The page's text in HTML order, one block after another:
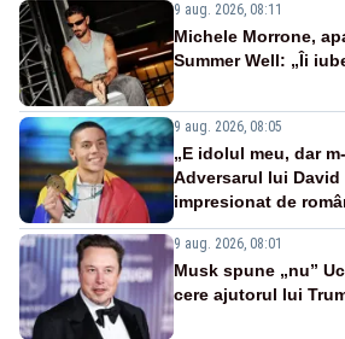
9 aug. 2026, 08:11
Michele Morrone,
Summer Well: „Îi
9 aug. 2026, 08:05
„E idolul meu, dar
Adversarul lui David
impresionat de
9 aug. 2026, 08:01
Musk spune „nu”
cere ajutorul lui